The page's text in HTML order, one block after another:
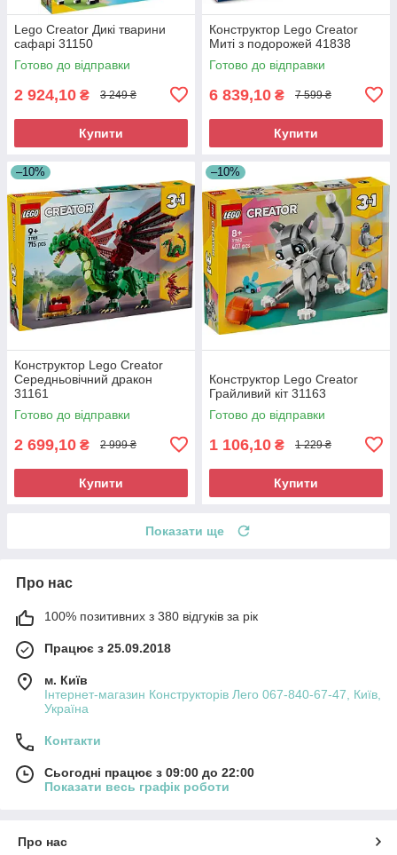
Lego Creator Дикі тварини
сафарі 31150
Готово до відправки
2 924,10 ₴ 3 249 ₴
Купити
Конструктор Lego Creator
Миті з подорожей 41838
Готово до відправки
6 839,10 ₴ 7 599 ₴
Купити
–10%
Конструктор Lego Creator
Середньовічний дракон
31161
Готово до відправки
2 699,10 ₴ 2 999 ₴
Купити
–10%
Конструктор Lego Creator
Грайливий кіт 31163
Готово до відправки
1 106,10 ₴ 1 229 ₴
Купити
Показати ще
Про нас
100% позитивних з 380 відгуків за рік
Працює з 25.09.2018
м. Київ
Інтернет-магазин Конструкторів Лего 067-840-67-47, Київ,
Україна
Контакти
Сьогодні працює з 09:00 до 22:00
Показати весь графік роботи
Про нас